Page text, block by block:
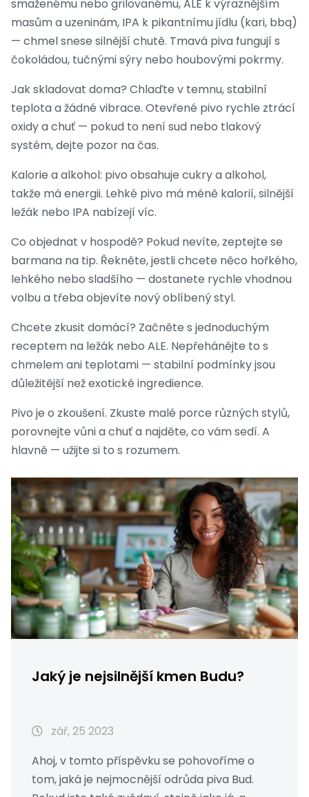
smaženému nebo grilovanému, ALE k výraznějším
masům a uzeninám, IPA k pikantnímu jídlu (kari, bbq)
— chmel snese silnější chutě. Tmavá piva fungují s
čokoládou, tučnými sýry nebo houbovými pokrmy.
Jak skladovat doma? Chlaďte v temnu, stabilní
teplota a žádné vibrace. Otevřené pivo rychle ztrácí
oxidy a chuť — pokud to není sud nebo tlakový
systém, dejte pozor na čas.
Kalorie a alkohol: pivo obsahuje cukry a alkohol,
takže má energii. Lehké pivo má méně kalorií, silnější
ležák nebo IPA nabízejí víc.
Co objednat v hospodě? Pokud nevíte, zeptejte se
barmana na tip. Řekněte, jestli chcete něco hořkého,
lehkého nebo sladšího — dostanete rychle vhodnou
volbu a třeba objevíte nový oblíbený styl.
Chcete zkusit domácí? Začněte s jednoduchým
receptem na ležák nebo ALE. Nepřehánějte to s
chmelem ani teplotami — stabilní podmínky jsou
důležitější než exotické ingredience.
Pivo je o zkoušení. Zkuste malé porce různých stylů,
porovnejte vůni a chuť a najděte, co vám sedí. A
hlavně — užijte si to s rozumem.
Jaký je nejsilnější kmen Budu?
zář, 25 2023
Ahoj, v tomto příspěvku se pohovoříme o
tom, jaká je nejmocnější odrůda piva Bud.